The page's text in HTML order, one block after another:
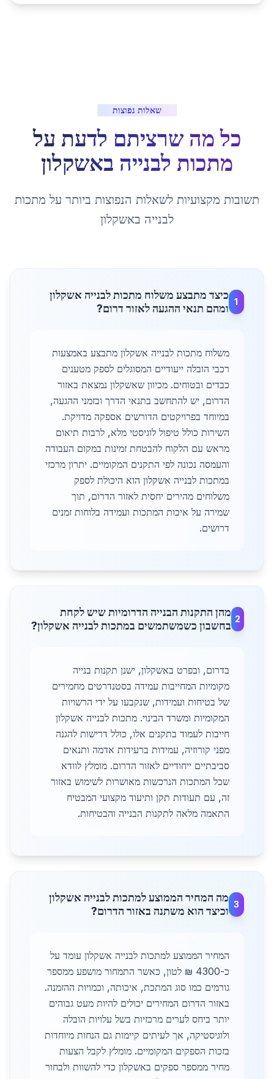
שאלות נפוצות
כל מה שרציתם לדעת על
מתכות לבנייה באשקלון
תשובות מקצועיות לשאלות הנפוצות ביותר על מתכות
לבנייה באשקלון
1
כיצד מתבצע משלוח מתכות לבנייה אשקלון
ומהם תנאי ההגעה לאזור דרום?
משלוח מתכות לבנייה אשקלון מתבצע באמצעות
רכבי הובלה ייעודיים המסוגלים לספק מטענים
כבדים ובטוחים. מכיוון שאשקלון נמצאת באזור
הדרום, יש להתחשב בתנאי הדרך ובזמני ההגעה,
במיוחד בפרויקטים הדורשים אספקה מדויקת.
השירות כולל טיפול לוגיסטי מלא, לרבות תיאום
מראש עם הלקוח להבטחת זמינות במקום העבודה
והעמסה נכונה לפי התקנים המקומיים. יתרון מרכזי
במתכות לבנייה אשקלון הוא היכולת לספק
משלוחים מהירים יחסית לאזור הדרום, תוך
שמירה על איכות המתכות ועמידה בלוחות זמנים
דרושים.
2
מהן התקנות הבנייה הדרומיות שיש לקחת
בחשבון כשמשתמשים במתכות לבנייה אשקלון?
בדרום, ובפרט באשקלון, ישנן תקנות בנייה
מקומיות המחייבות עמידה בסטנדרטים מחמירים
של בטיחות ועמידות, שנקבעו על ידי הרשויות
המקומיות ומשרד הבינוי. מתכות לבנייה אשקלון
חייבות לעמוד בתקנים אלו, כולל דרישות להגנה
מפני קורוזיה, עמידות ברעידות אדמה ותנאים
סביבתיים ייחודיים לאזור הדרום. מומלץ לוודא
שכל המתכות הנרכשות מאושרות לשימוש באזור
זה, עם תעודות תקן ותיעוד מקצועי המבטיח
התאמה מלאה לתקנות הבנייה והבטיחות.
3
מה המחיר הממוצע למתכות לבנייה אשקלון
וכיצד הוא משתנה באזור הדרום?
המחיר הממוצע למתכות לבנייה אשקלון עומד על
כ-4300 ₪ לטון, כאשר התמחור מושפע ממספר
גורמים כמו סוג המתכת, איכותה, וכמויות ההזמנה.
באזור הדרום המחירים יכולים להיות מעט גבוהים
יותר ביחס לערים מרכזיות בשל עלויות הובלה
ולוגיסטיקה, אך לעיתים קיימות גם הנחות מיוחדות
בזכות הספקים המקומיים. מומלץ לקבל הצעות
מחיר ממספר ספקים באשקלון כדי להשוות ולבחור